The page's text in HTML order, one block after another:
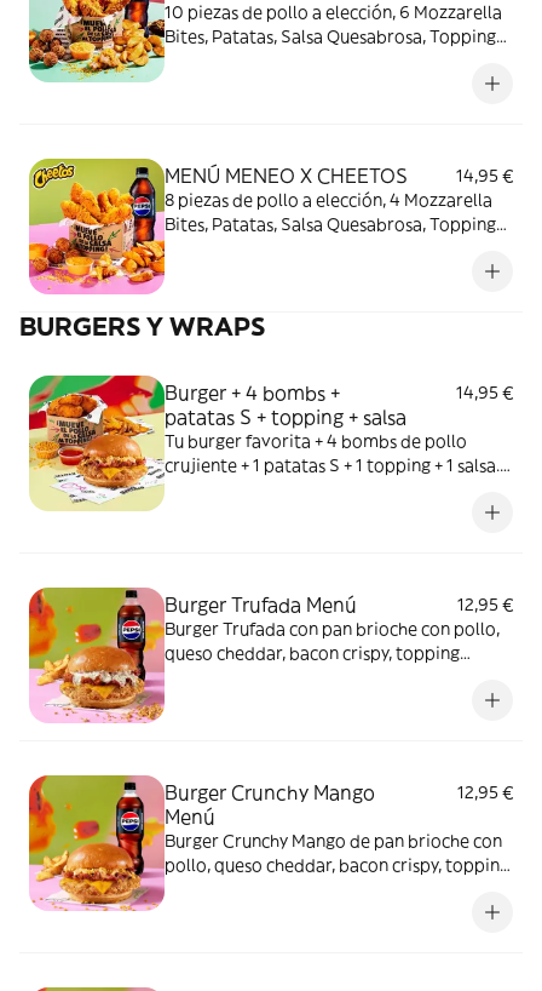
10 piezas de pollo a elección, 6 Mozzarella
Bites, Patatas, Salsa Quesabrosa, Topping
MENÚ MENEO X CHEETOS
14,95 €
8 piezas de pollo a elección, 4 Mozzarella
Bites, Patatas, Salsa Quesabrosa, Topping
BURGERS Y WRAPS
Burger + 4 bombs +
patatas S + topping + salsa
14,95 €
Tu burger favorita + 4 bombs de pollo
crujiente + 1 patatas S + 1 topping + 1 salsa.
Burger Trufada Menú
12,95 €
Burger Trufada con pan brioche con pollo,
queso cheddar, bacon crispy, topping
Burger Crunchy Mango
Menú
12,95 €
Burger Crunchy Mango de pan brioche con
pollo, queso cheddar, bacon crispy, topping